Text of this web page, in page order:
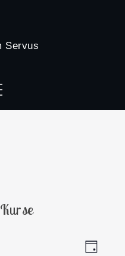
Kurse
Tag